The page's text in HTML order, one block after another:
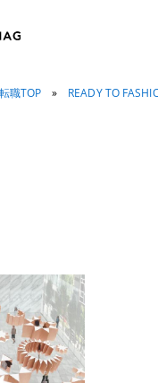
職TOP » READY TO